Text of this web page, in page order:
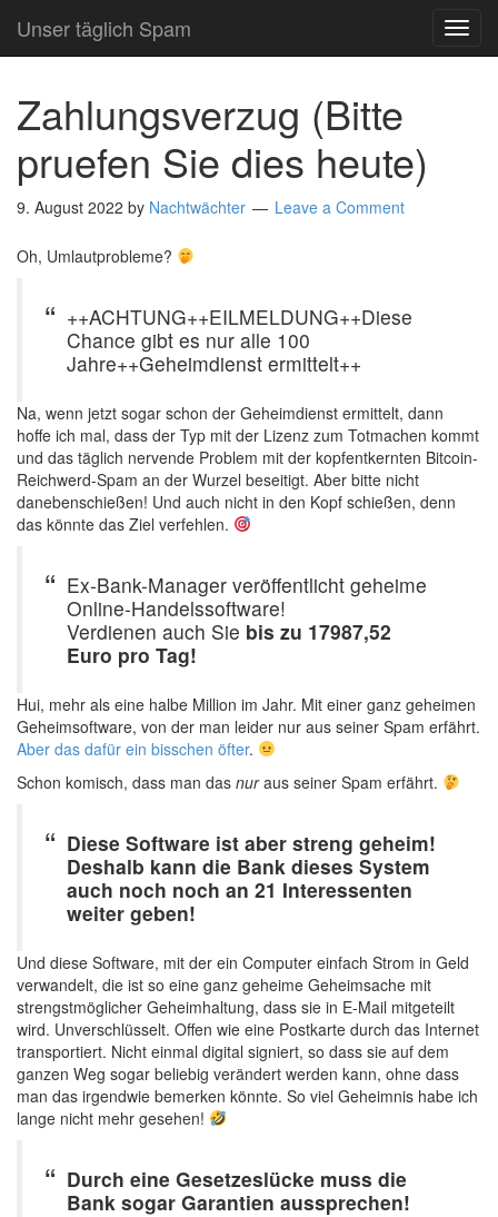
Unser täglich Spam
Zahlungsverzug (Bitte
pruefen Sie dies heute)
9. August 2022 by Nachtwächter Leave a Comment
Oh, Umlautprobleme?
++ACHTUNG++EILMELDUNG++Diese
Chance gibt es nur alle 100
Jahre++Geheimdienst ermittelt++
Na, wenn jetzt sogar schon der Geheimdienst ermittelt, dann
hoffe ich mal, dass der Typ mit der Lizenz zum Totmachen kommt
und das täglich nervende Problem mit der kopfentkernten Bitcoin-
Reichwerd-Spam an der Wurzel beseitigt. Aber bitte nicht
danebenschießen! Und auch nicht in den Kopf schießen, denn
das könnte das Ziel verfehlen.
Ex-Bank-Manager veröffentlicht geheime
Online-Handelssoftware!
Verdienen auch Sie bis zu 17987,52
Euro pro Tag!
Hui, mehr als eine halbe Million im Jahr. Mit einer ganz geheimen
Geheimsoftware, von der man leider nur aus seiner Spam erfährt.
Aber das dafür ein bisschen öfter.
Schon komisch, dass man das nuraus seiner Spam erfährt.
Diese Software ist aber streng geheim!
Deshalb kann die Bank dieses System
auch noch noch an 21 Interessenten
weiter geben!
Und diese Software, mit der ein Computer einfach Strom in Geld
verwandelt, die ist so eine ganz geheime Geheimsache mit
strengstmöglicher Geheimhaltung, dass sie in E-Mail mitgeteilt
wird. Unverschlüsselt. Offen wie eine Postkarte durch das Internet
transportiert. Nicht einmal digital signiert, so dass sie auf dem
ganzen Weg sogar beliebig verändert werden kann, ohne dass
man das irgendwie bemerken könnte. So viel Geheimnis habe ich
lange nicht mehr gesehen!
Durch eine Gesetzeslücke muss die
Bank sogar Garantien aussprechen!